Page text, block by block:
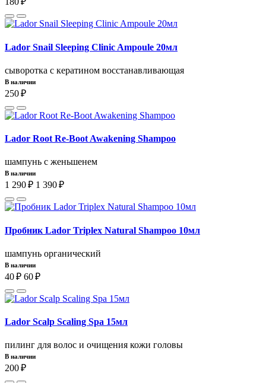
Lador Snail Sleeping Clinic Ampoule 20мл
cыворотка с кератином восстанавливающая
В наличии
250 ₽
Lador Root Re-Boot Awakening Shampoo
шампунь с женьшенем
В наличии
1 290 ₽ 1 390 ₽
Пробник Lador Triplex Natural Shampoo 10мл
шампунь органический
В наличии
40 ₽ 60 ₽
Lador Scalp Scaling Spa 15мл
пилинг для волос и очищения кожи головы
В наличии
200 ₽